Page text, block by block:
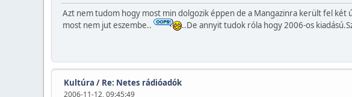
Azt nem tudom hogy most min dolgozik éppen de a Mangazinra került fel két
most nem jut eszembe..
..De annyit tudok róla hogy 2006-os
Kultúra / Re: Netes rádióadók
2006-11-12, 09:45:49